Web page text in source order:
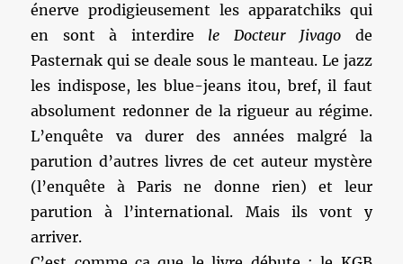
énerve prodigieusement les apparatchiks qui
en sont à interdire le Docteur Jivago de
Pasternak qui se deale sous le manteau. Le jazz
les indispose, les blue-jeans itou, bref, il faut
absolument redonner de la rigueur au régime.
L’enquête va durer des années malgré la
parution d’autres livres de cet auteur mystère
(l’enquête à Paris ne donne rien) et leur
parution à l’international. Mais ils vont y
arriver.